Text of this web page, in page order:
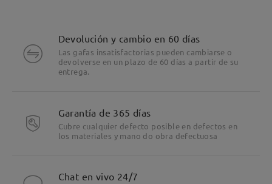
Devolución y cambio en 60 días
Las gafas insatisfactorias pueden cambiarse o
devolverse en un plazo de 60 días a partir de su
entrega.
Garantía de 365 días
Cubre cualquier defecto posible en defectos en
los materiales y mano do obra defectuosa
Chat en vivo 24/7